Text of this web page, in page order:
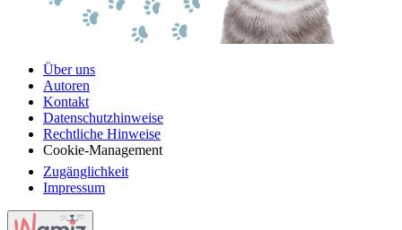
Über uns
Autoren
Kontakt
Datenschutzhinweise
Rechtliche Hinweise
Cookie-Management
Zugänglichkeit
Impressum